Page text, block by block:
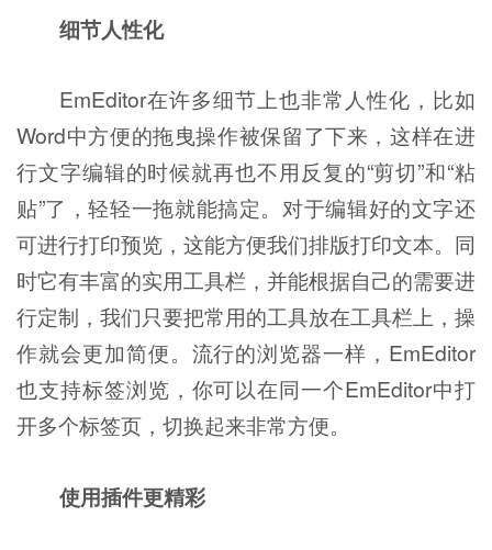
细节人性化
EmEditor在许多细节上也非常人性化，比如
Word中方便的拖曳操作被保留了下来，这样在进
行文字编辑的时候就再也不用反复的“剪切”和“粘
贴”了，轻轻一拖就能搞定。对于编辑好的文字还
可进行打印预览，这能方便我们排版打印文本。同
时它有丰富的实用工具栏，并能根据自己的需要进
行定制，我们只要把常用的工具放在工具栏上，操
作就会更加简便。流行的浏览器一样，EmEditor
也支持标签浏览，你可以在同一个EmEditor中打
开多个标签页，切换起来非常方便。
使用插件更精彩